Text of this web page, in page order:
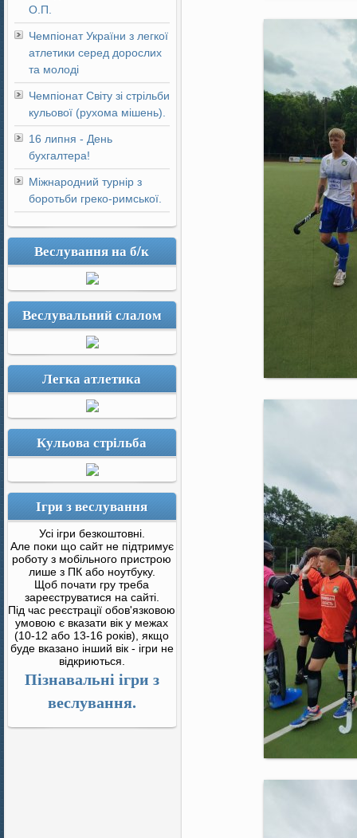
О.П.
Чемпіонат України з легкої
атлетики серед дорослих
та молоді
Чемпіонат Світу зі стрільби
кульової (рухома мішень).
16 липня - День
бухгалтера!
Міжнародний турнір з
боротьби греко-римської.
Веслування на б/к
Веслувальний слалом
Легка атлетика
Кульова стрільба
Ігри з веслування
Усі ігри безкоштовні.
Але поки що сайт не підтримує
роботу з мобільного пристрою
лише з ПК або ноутбуку.
Щоб почати гру треба
зареєструватися на сайті.
Під час реєстрації обов'язковою
умовою є вказати вік у межах
(10-12 або 13-16 років), якщо
буде вказано інший вік - ігри не
відкриються.
Пізнавальні ігри з
веслування.